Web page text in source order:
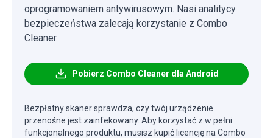
oprogramowaniem antywirusowym. Nasi analitycy
bezpieczeństwa zalecają korzystanie z Combo
Cleaner.
Pobierz Combo Cleaner dla Android
Bezpłatny skaner sprawdza, czy twój urządzenie
przenośne jest zainfekowany. Aby korzystać z w pełni
funkcjonalnego produktu, musisz kupić licencję na Combo